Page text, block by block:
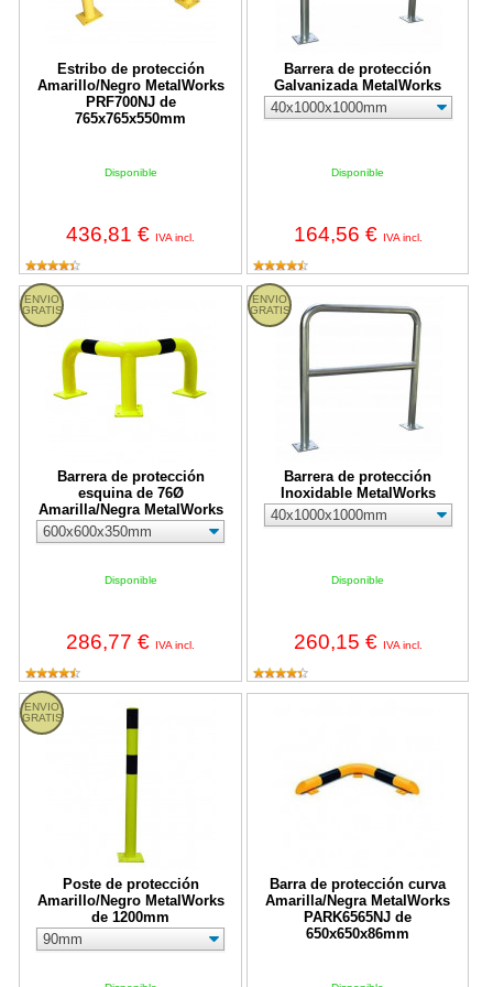
Estribo de protección
Amarillo/Negro MetalWorks
PRF700NJ de
765x765x550mm
Disponible
436,81 € IVA incl.
Barrera de protección
Galvanizada MetalWorks
Disponible
164,56 € IVA incl.
ENVIO
GRATIS
Barrera de protección
esquina de 76Ø
Amarilla/Negra MetalWorks
Disponible
286,77 € IVA incl.
Barrera de protección esquina de 76Ø Amarilla/Negra
ENVIO
GRATIS
Barrera de protección
Inoxidable MetalWorks
Disponible
260,15 € IVA incl.
Barrera de protección Inoxidable
ENVIO
GRATIS
Poste de protección
Amarillo/Negro MetalWorks
de 1200mm
Poste de protección Amarillo/Negro MetalWorks de 1200mm
Barra de protección curva
Amarilla/Negra MetalWorks
PARK6565NJ de
650x650x86mm